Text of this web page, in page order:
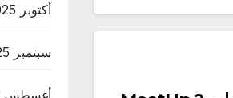
أكتوبر 2025
سبتمبر 2025
أغسطس 2025